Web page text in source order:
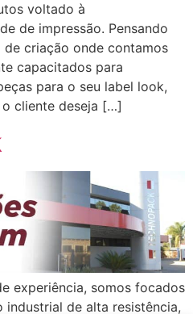
voltado à
de impressão. Pensando
criação onde contamos
capacitados para
para o seu label look,
cliente deseja […]
experiência, somos focados
industrial de alta resistência,